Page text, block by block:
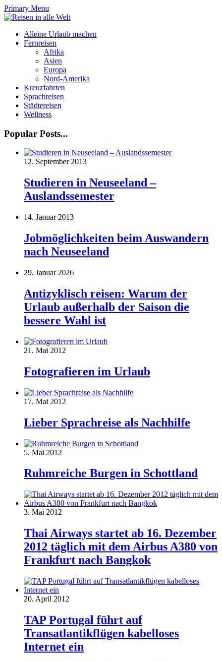
Primary Menu
Alleine Urlaub machen
Fernreisen
Afrika
Asien
Europa
Nord-Amerika
Kreuzfahrten
Sprachreisen
Städtereisen
Wellness
Popular Posts...
12. September 2013
Studieren in Neuseeland –
Auslandssemester
14. Januar 2013
Jobmöglichkeiten beim Auswandern
nach Neuseeland
29. Januar 2026
Antizyklisch reisen: Warum der
Urlaub außerhalb der Saison die
bessere Wahl ist
21. Mai 2012
Fotografieren im Urlaub
17. Mai 2012
Lieber Sprachreise als Nachhilfe
5. Mai 2012
Ruhmreiche Burgen in Schottland
3. Mai 2012
Thai Airways startet ab 16. Dezember
2012 täglich mit dem Airbus A380 von
Frankfurt nach Bangkok
20. April 2012
TAP Portugal führt auf
Transatlantikflügen kabelloses
Internet ein